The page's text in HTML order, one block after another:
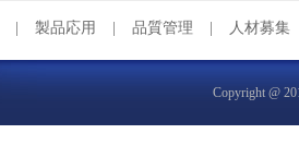
製品応用 品質管理 人材募集
Copyright @